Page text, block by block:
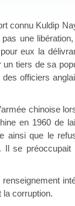
Kuldip
une
eux la
tiers de sa
officiers
chinoise
en 1960 de
ainsi que le
préoccupait
la corruption.